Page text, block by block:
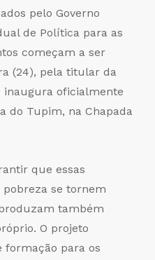
pelo Governo
de Política para as
começam a ser
(24), pela titular da
inaugura oficialmente
do Tupim, na Chapada
que essas
se tornem
também
O projeto
para os